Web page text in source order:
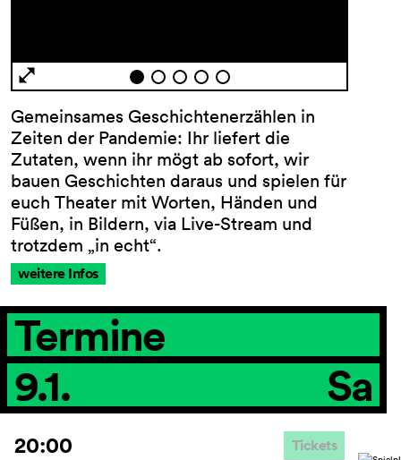
AGB
Impressum
Datenschutz
Barrierefreiheitserklärung
Gemeinsames Geschichtenerzählen in
Zeiten der Pandemie: Ihr liefert die
Zutaten, wenn ihr mögt ab sofort, wir
bauen Geschichten daraus und spielen für
euch Theater mit Worten, Händen und
Füßen, in Bildern, via Live-Stream und
trotzdem „in echt“.
weitere Infos
Termine
9.1.
Sa
20:00 Tickets